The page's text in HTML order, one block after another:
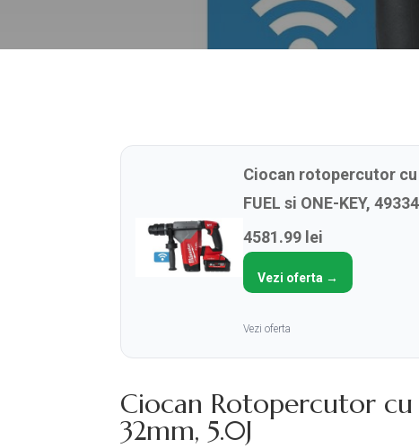
Ciocan rotopercutor cu
FUEL si ONE-KEY,
4581.99 lei
Vezi oferta →
Vezi oferta
Ciocan Rotopercutor cu
32mm, 5.0J